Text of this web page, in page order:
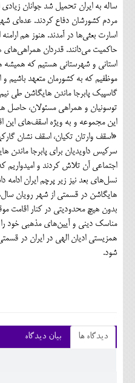
ساله به ایران تحمیل شد جوانان زیادی
مردم کشورشان دفاع کردند. عده‌ای
اسارت بعثی‌ها در آمدند. هنوز هم
حاکمیت می‌دانند. قدردان
استانی و شهرستانی هستیم که همیشه
موظفیم که به کشورمان متعهد باشیم و
گاسپیک پابرجا ماندن هایگاشن طی
توسونیان و همراهی مسئولان، حاصل
این مجموعه و به ویژه اسقف‌های این
«اسقف وارتان تکیان، اسقف نشان
سرکیس داویدیان برای پابرجا
اجتماعی آن تلاش کردند و امیدواریم
نسل‌های بعد نیز زیر پرچم ایران ادامه
هایگاشن در قسمتی از شهر رویان
بدون هیچ محدودیتی در کنار اقامت
مناسک دینی و آیین‌های مذهبی خود را
همزیستی ادیان الهی در ایران در
شود.
دیدگاه ها بیان دیدگاه